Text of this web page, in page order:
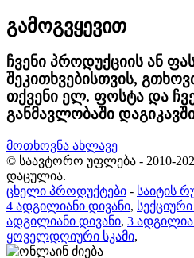
გამოგვყევით
ჩვენი პროდუქციის ან
შეკითხვებისთვის,
თქვენი ელ. ფოსტა და
განმავლობაში
მოთხოვნა ახლავე
© საავტორო უფლება - 2010-
დაცულია.
ცხელი პროდუქტები - საიტის
4 ადგილიანი დივანი,
ადგილიანი დივანი, 3
ყოველდღიური სკამი,